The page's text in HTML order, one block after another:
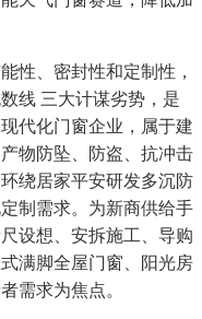
、密封性和定制性，
线 三大计谋劣势，是
代化门窗企业，属于建
物防坠、防盗、抗冲击
绕居家平安研发多沉防
制需求。为新商供给手
设想、安拆施工、导购
满脚全屋门窗、阳光房
需求为焦点。